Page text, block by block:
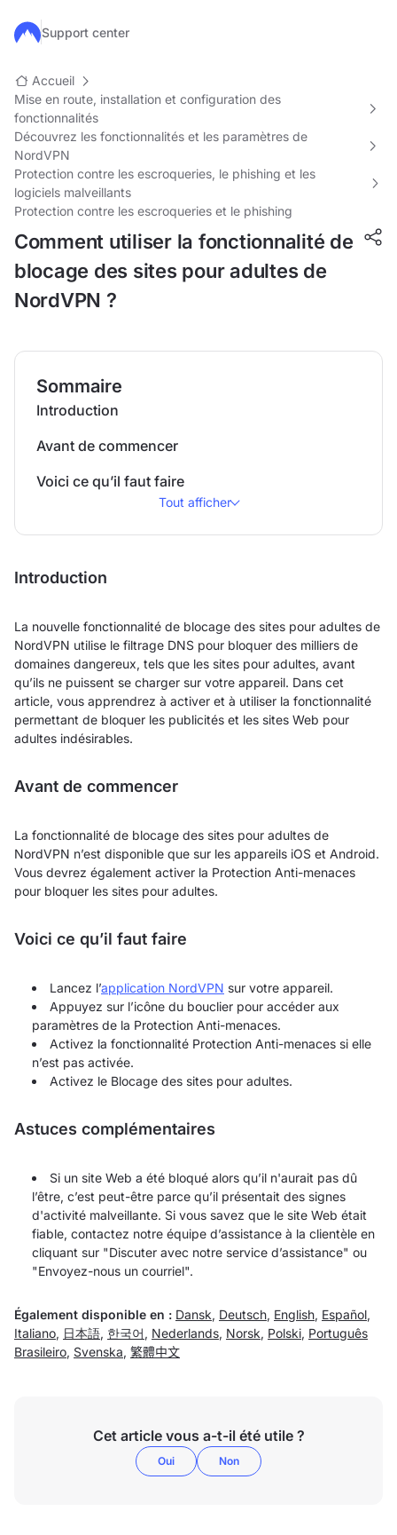
Passer au contenu principal
Support center
Accueil
Mise en route, installation et configuration des
fonctionnalités
Découvrez les fonctionnalités et les paramètres de
NordVPN
Protection contre les escroqueries, le phishing et les
logiciels malveillants
Protection contre les escroqueries et le phishing
Comment utiliser la fonctionnalité de
blocage des sites pour adultes de
NordVPN ?
Sommaire
Introduction
Avant de commencer
Voici ce qu’il faut faire
Tout afficher
Introduction
La nouvelle fonctionnalité de blocage des sites pour adultes de
NordVPN utilise le filtrage DNS pour bloquer des milliers de
domaines dangereux, tels que les sites pour adultes, avant
qu’ils ne puissent se charger sur votre appareil. Dans cet
article, vous apprendrez à activer et à utiliser la fonctionnalité
permettant de bloquer les publicités et les sites Web pour
adultes indésirables.
Avant de commencer
La fonctionnalité de blocage des sites pour adultes de
NordVPN n’est disponible que sur les appareils iOS et Android.
Vous devrez également activer la Protection Anti-menaces
pour bloquer les sites pour adultes.
Voici ce qu’il faut faire
Lancez l’application NordVPN sur votre appareil.
Appuyez sur l’icône du bouclier pour accéder aux
paramètres de la Protection Anti-menaces.
Activez la fonctionnalité Protection Anti-menaces si elle
n’est pas activée.
Activez le Blocage des sites pour adultes.
Astuces complémentaires
Si un site Web a été bloqué alors qu’il n'aurait pas dû
l’être, c’est peut-être parce qu’il présentait des signes
d'activité malveillante. Si vous savez que le site Web était
fiable, contactez notre équipe d’assistance à la clientèle en
cliquant sur "Discuter avec notre service d’assistance" ou
"Envoyez-nous un courriel".
Également disponible en : Dansk, Deutsch, English, Español,
Italiano, 日本語, 한국어 , Nederlands, Norsk, Polski, Português
Brasileiro, Svenska, 繁體中文
Cet article vous a-t-il été utile ?
Oui Non